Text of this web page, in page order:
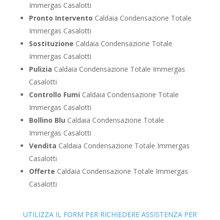
Immergas Casalotti
Pronto Intervento Caldaia Condensazione Totale
Immergas Casalotti
Sostituzione Caldaia Condensazione Totale
Immergas Casalotti
Pulizia Caldaia Condensazione Totale Immergas
Casalotti
Controllo Fumi Caldaia Condensazione Totale
Immergas Casalotti
Bollino Blu Caldaia Condensazione Totale
Immergas Casalotti
Vendita Caldaia Condensazione Totale Immergas
Casalotti
Offerte Caldaia Condensazione Totale Immergas
Casalotti
UTILIZZA IL FORM PER RICHIEDERE ASSISTENZA PER